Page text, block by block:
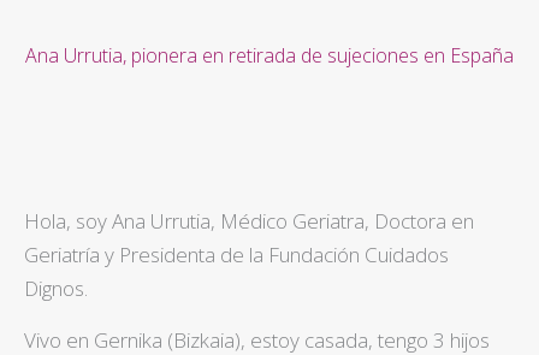
Ana Urrutia, pionera en retirada de sujeciones en España
Hola, soy Ana Urrutia, Médico Geriatra, Doctora en
Geriatría y Presidenta de la Fundación Cuidados
Dignos.
Vivo en Gernika (Bizkaia), estoy casada, tengo 3 hijos